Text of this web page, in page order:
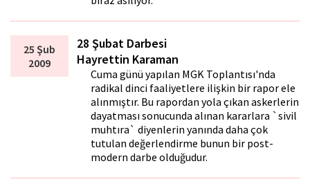
25 Şub
2009
28 Şubat Darbesi
Hayrettin Karaman
Cuma günü yapılan MGK Toplantısı'nda
radikal dinci faaliyetlere ilişkin bir rapor ele
alınmıştır. Bu rapordan yola çıkan askerlerin
dayatması sonucunda alınan kararlara `sivil
muhtıra` diyenlerin yanında daha çok
tutulan değerlendirme bunun bir post-
modern darbe olduğudur.